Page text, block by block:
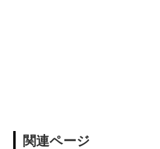
関連ページ